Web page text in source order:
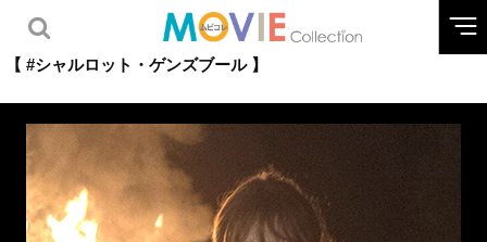
【 #シャルロット・ゲンズブール 】